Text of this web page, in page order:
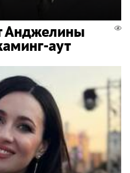
Анджелины
аут